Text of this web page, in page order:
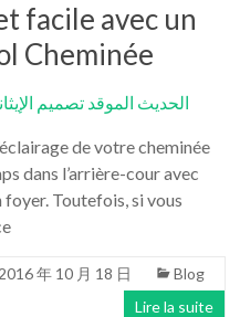
facile avec un
Cheminée
de votre cheminée
dans l’arrière-cour avec
foyer. Toutefois, si vous
2016 年 10 月 18 日
Blog
Lire la suite